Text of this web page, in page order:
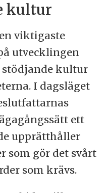
kultur
viktigaste
utvecklingen
stödjande kultur
I dagsläget
ett
upprätthåller
som gör det svårt
som krävs.